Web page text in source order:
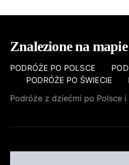
Znalezione na mapie
PODRÓŻE PO POLSCE
PODRÓŻE PO ŚWIECIE
Podróże z dziećmi po Polsce i